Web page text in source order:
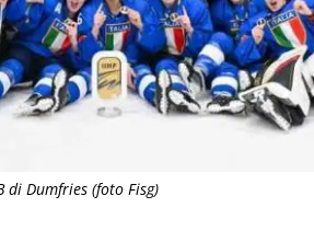
Dumfries (foto Fisg)